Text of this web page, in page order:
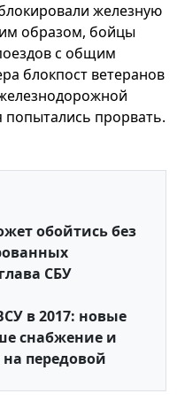
железную
образом, бойцы
с общим
блокпост ветеранов
попытались прорвать.
обойтись без
СБУ
в 2017: новые
снабжение и
передовой